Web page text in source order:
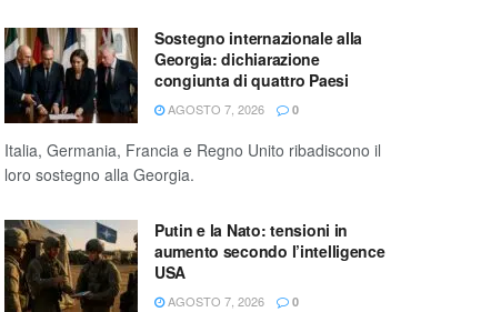
Sostegno internazionale alla
Georgia: dichiarazione
congiunta di quattro Paesi
AGOSTO 7, 2026 0
Italia, Germania, Francia e Regno Unito ribadiscono il
loro sostegno alla Georgia.
Putin e la Nato: tensioni in
aumento secondo l’intelligence
USA
AGOSTO 7, 2026 0